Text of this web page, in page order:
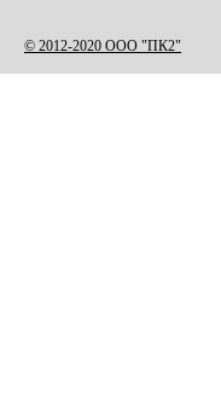
© 2012-2020 ООО "ПК2"